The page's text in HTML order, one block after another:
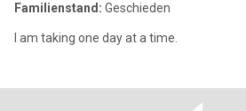
Familienstand: Geschieden
I am taking one day at a time.